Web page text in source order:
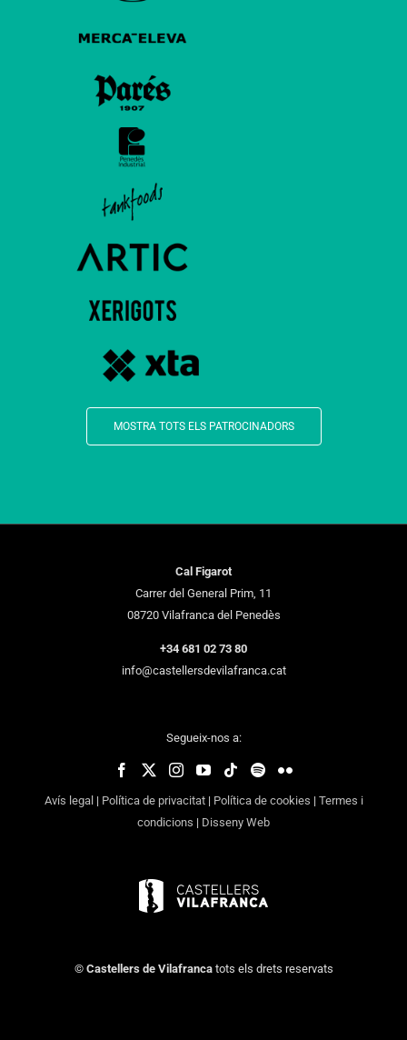
MOSTRA TOTS ELS PATROCINADORS
Cal Figarot
Carrer del General Prim, 11
08720 Vilafranca del Penedès
+34 681 02 73 80
info@castellersdevilafranca.cat
Segueix-nos a:
Avís legal | Política de privacitat| Política de cookies | Termes i
condicions | Disseny Web
© Castellers de Vilafrancatots els drets reservats